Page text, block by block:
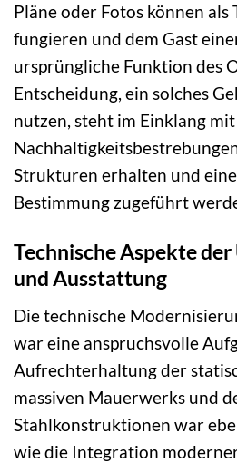
Pläne oder Fotos können
fungieren und dem Gast
ursprüngliche Funktion des
Entscheidung, ein solches
nutzen, steht im Einklang
Strukturen erhalten und
Bestimmung zugeführt
Technische Aspekte
und Ausstattung
Die technische
war eine anspruchsvolle
Aufrechterhaltung der
massiven Mauerwerks und
Stahlkonstruktionen war
wie die Integration